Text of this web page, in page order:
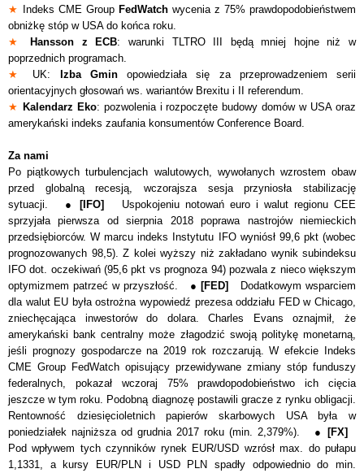
★ Indeks CME Group FedWatch wycenia z 75% prawdopodobieństwem
obniżkę stóp w USA do końca roku.
★
Hansson z ECB: warunki TLTRO III będą mniej hojne niż w
poprzednich programach.
★
UK: Izba Gminopowiedziała się za przeprowadzeniem serii
orientacyjnych głosowań ws. wariantów Brexitu i II referendum.
★ Kalendarz Eko: pozwolenia i rozpoczęte budowy domów w USA oraz
amerykański indeks zaufania konsumentów Conference Board.
Za nami
Po piątkowych turbulencjach walutowych, wywołanych wzrostem obaw
przed globalną recesją, wczorajsza sesja przyniosła stabilizację
sytuacji. ●[IFO] Uspokojeniu notowań euro i walut regionu CEE
sprzyjała pierwsza od sierpnia 2018 poprawa nastrojów niemieckich
przedsiębiorców. W marcu indeks Instytutu IFO wyniósł 99,6 pkt (wobec
prognozowanych 98,5). Z kolei wyższy niż zakładano wynik subindeksu
IFO dot. oczekiwań (95,6 pkt vs prognoza 94) pozwala z nieco większym
optymizmem patrzeć w przyszłość. ●[FED] Dodatkowym wsparciem
dla walut EU była ostrożna wypowiedź prezesa oddziału FED w Chicago,
zniechęcająca inwestorów do dolara. Charles Evans oznajmił, że
amerykański bank centralny może złagodzić swoją politykę monetarną,
jeśli prognozy gospodarcze na 2019 rok rozczarują. W efekcie Indeks
CME Group FedWatch opisujący przewidywane zmiany stóp funduszy
federalnych, pokazał wczoraj 75% prawdopodobieństwo ich cięcia
jeszcze w tym roku. Podobną diagnozę postawili gracze z rynku obligacji.
Rentowność dziesięcioletnich papierów skarbowych USA była w
poniedziałek najniższa od grudnia 2017 roku (min. 2,379%). ● [FX]
Pod wpływem tych czynników rynek EUR/USD wzrósł max. do pułapu
1,1331, a kursy EUR/PLN i USD PLN spadły odpowiednio do min.